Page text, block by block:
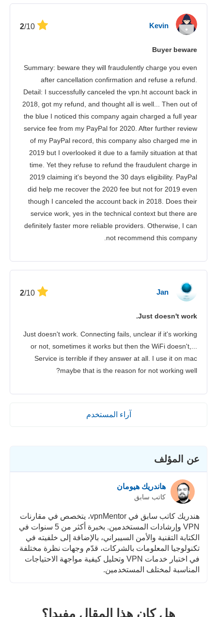
Kevin
/10
Buyer beware
Summary: beware they will fraudulently charge you even
after cancellation confirmation and refuse a refund.
Detail: I successfully canceled the vpn.ht account back in
2018, got my refund, and thought all is well... Then out of
the blue I noticed this company again charged a full year
service fee from my PayPal for 2020. After further review
of my PayPal record, this company also charged me in
2019 but I overlooked it due to a family situation at that
time. Yet they refuse to refund the fraudulent charge in
2019 claiming it's beyond the 30 days eligibility. PayPal
did help me recover the 2020 fee but not for 2019 even
though I canceled the account back in 2018. Does their
service work, yes in the technical context but there are
definitely faster more reliable providers. Otherwise, I can
not recommend this company.
Jan
/10
Just doesn't work.
Just doesn't work. Connecting fails, unclear if it's working
or not, sometimes it works but then the WiFi doesn't,...
Service is terrible if they answer at all. I use it on mac
maybe that is the reason for not working well?
آراء المستخدم
عن المؤلف
هاندريك هيومان
كاتب سابق
هندريك كاتب سابق في vpnMentor، يتخصص في مقارنات
VPN وإرشادات المستخدمين. بخبرة أكثر من 5 سنوات في
الكتابة التقنية والأمن السيبراني، بالإضافة إلى خلفيته في
تكنولوجيا المعلومات بالشركات، قدّم وجهات نظرة مختلفة
في اختبار خدمات VPN وتحليل كيفية مواجهة الاحتياجات
المناسبة لمختلف المستخدمين.
هل كان هذا المقال مفيدا؟